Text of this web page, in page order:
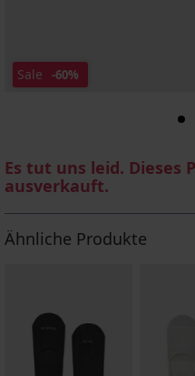
Sale -60%
Es tut uns leid. Dieses
ausverkauft.
Ähnliche Produkte